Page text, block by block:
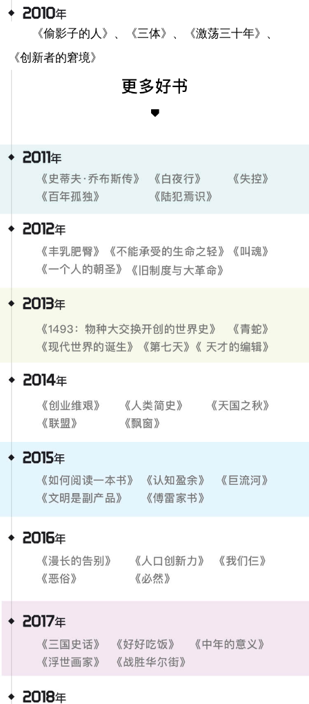
《偷影子的人》、《三体》、《激荡三十年》、
《创新者的窘境》